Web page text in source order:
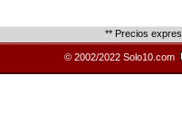
** Precios
© 2002/2022 Solo10.com